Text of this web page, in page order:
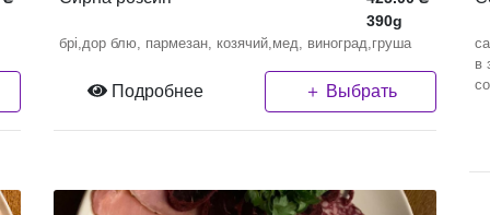
390g
брі,дор блю, пармезан, козячий,мед, виноград,груша
Подробнее ＋ Выбрать
в